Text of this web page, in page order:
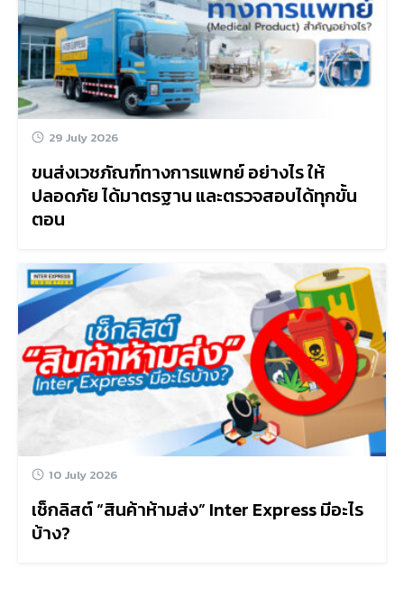
29 July 2026
ขนส่งเวชภัณฑ์ทางการแพทย์ อย่างไร ให้
ปลอดภัย ได้มาตรฐาน และตรวจสอบได้ทุกขั้น
ตอน
10 July 2026
เช็กลิสต์ “สินค้าห้ามส่ง” Inter Express มีอะไร
บ้าง?